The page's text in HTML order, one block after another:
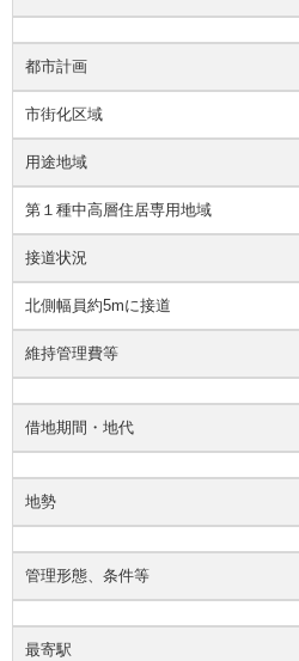
都市計画
市街化区域
用途地域
第１種中高層住居専用地域
接道状況
北側幅員約5mに接道
維持管理費等
借地期間・地代
地勢
管理形態、条件等
最寄駅